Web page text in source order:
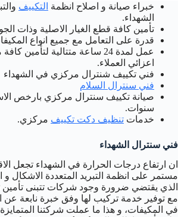
خبراء صيانة و اصلاح انظمة التكييف
الشهداء.
تأمين كافة قطع الغيار الاصلية وذات
قدرة على التعامل مع جميع انواع
عمل لمدة 24 ساعة متتالية لتأمين
اعزائي العملاء.
فني تكييف شنترال مركزي في الشهداء
فني سنترال السلام
سنوات.
خدمات تنظيف دكت تكييف مركزي.
فني سنترال الشهداء
ان ارتفاع درجات الحرارة في الشهداء تجعل
مستمر على انظمة التبريد المتعددة الاشكال و
الذي يقتضي ضرورة وجود شركات تتبنى تأمين
مع توفير خدمة تركيب لها وفق خبرة نابعة
في المكيفات، و هذا ما عملت شركتنا